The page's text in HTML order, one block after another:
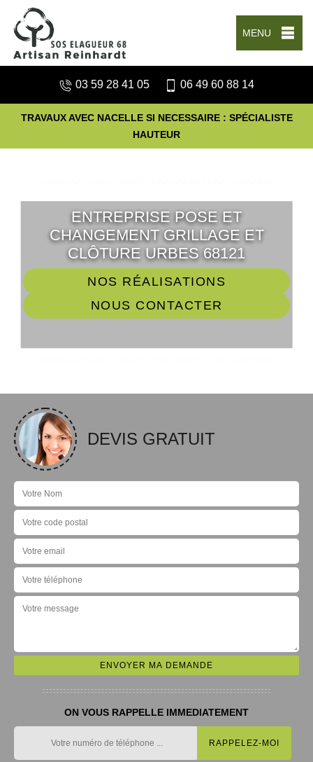
MENU
03 59 28 41 05 06 49 60 88 14
TRAVAUX AVEC NACELLE SI NECESSAIRE : SPÉCIALISTE
HAUTEUR
ENTREPRISE POSE ET
CHANGEMENT GRILLAGE ET
CLÔTURE URBES 68121
NOS RÉALISATIONS
NOUS CONTACTER
DEVIS GRATUIT
ON VOUS RAPPELLE IMMEDIATEMENT